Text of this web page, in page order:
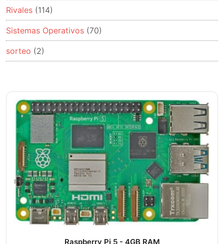
Rivales (114)
Sistemas Operativos (70)
sorteo (2)
Raspberry Pi 5 - 4GB RAM